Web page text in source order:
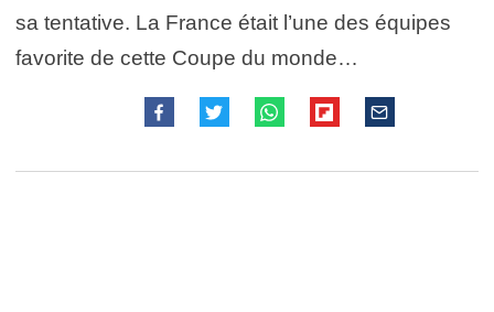
sa tentative. La France était l’une des équipes
favorite de cette Coupe du monde…